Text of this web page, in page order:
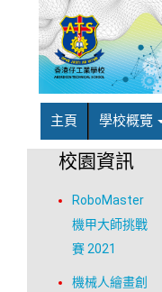
主頁 學校概覽
校園資訊
RoboMaster
機甲大師挑戰
賽 2021
機械人繪畫創